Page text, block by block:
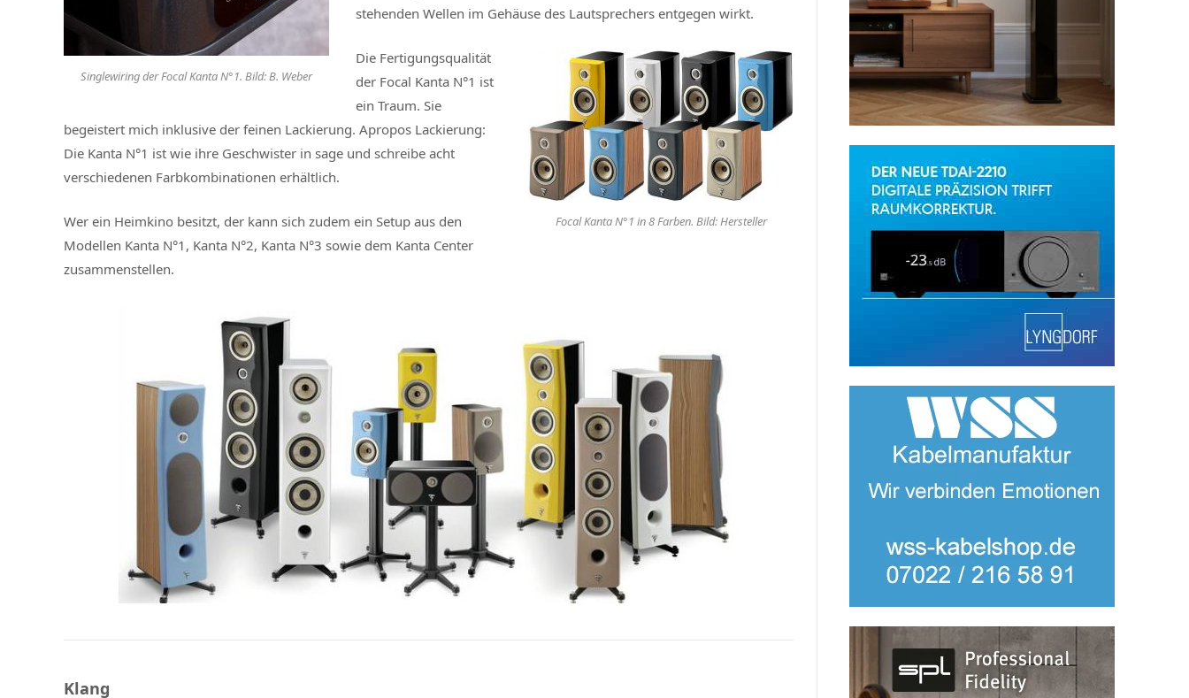
Singlewiring der Focal Kanta N°1. Bild: B. Weber
stehenden Wellen im Gehäuse des Lautsprechers entgegen wirkt.
Focal Kanta N°1 in 8 Farben. Bild: Hersteller
Die Fertigungsqualität
der Focal Kanta N°1 ist
ein Traum. Sie
begeistert mich inklusive der feinen Lackierung. Apropos Lackierung:
Die Kanta N°1 ist wie ihre Geschwister in sage und schreibe acht
verschiedenen Farbkombinationen erhältlich.
Wer ein Heimkino besitzt, der kann sich zudem ein Setup aus den
Modellen Kanta N°1, Kanta N°2, Kanta N°3 sowie dem Kanta Center
zusammenstellen.
Klang